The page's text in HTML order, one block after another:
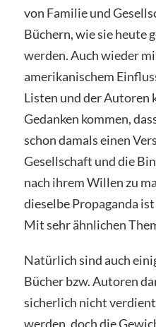
von Familie und
Büchern, wie sie heute
werden. Auch wieder
amerikanischem
Listen und der Autoren
Gedanken kommen,
schon damals einen
Gesellschaft und die
nach ihrem Willen zu
dieselbe Propaganda
Mit sehr ähnlichen
Natürlich sind auch
Bücher bzw. Autoren
sicherlich nicht
werden, doch die